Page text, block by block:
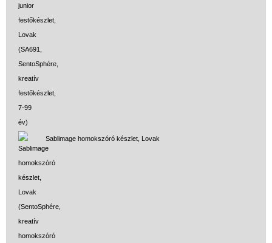
Sablimage homokszóró készlet, Lovak